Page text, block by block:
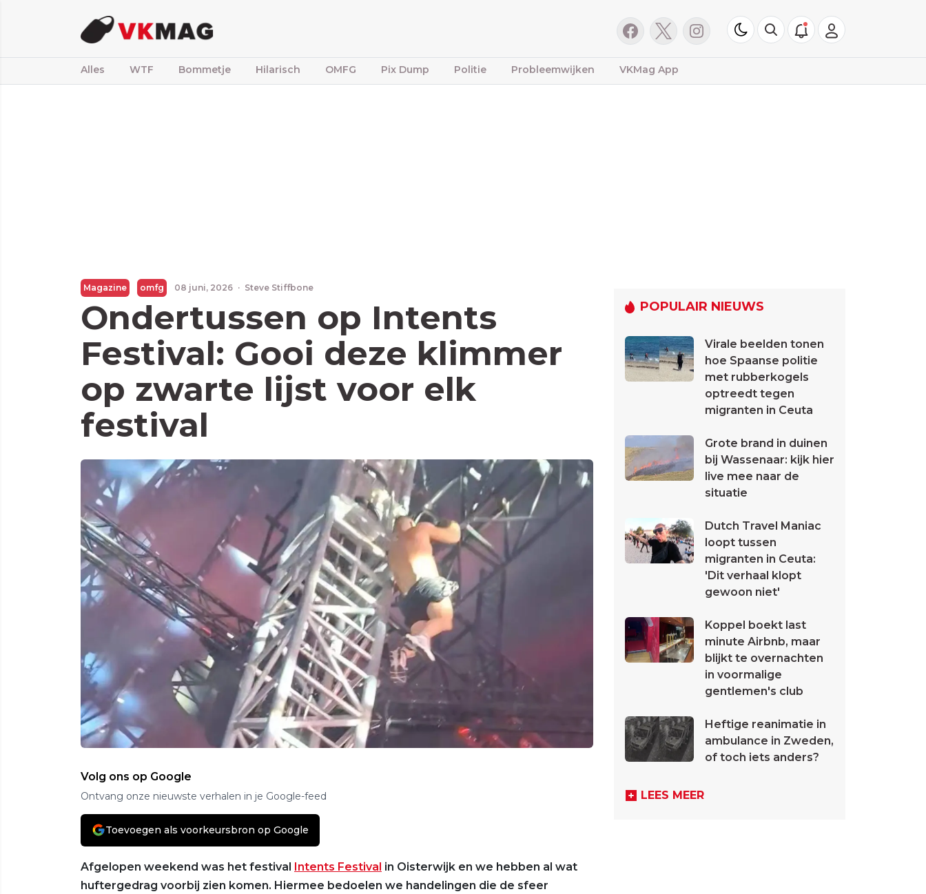
Alles WTF Bommetje Hilarisch OMFG Pix Dump Politie Probleemwijken VKMag App
Magazine omfg 08 juni, 2026 · Steve Stiffbone
Ondertussen op Intents
Festival: Gooi deze klimmer
op zwarte lijst voor elk
festival
Volg ons op Google
Ontvang onze nieuwste verhalen in je Google-feed
Toevoegen als voorkeursbron op Google
Afgelopen weekend was het festival Intents Festival in Oisterwijk en we hebben al wat
huftergedrag voorbij zien komen. Hiermee bedoelen we handelingen die de sfeer
POPULAIR NIEUWS
Virale beelden tonen
hoe Spaanse politie
met rubberkogels
optreedt tegen
migranten in Ceuta
Grote brand in duinen
bij Wassenaar: kijk hier
live mee naar de
situatie
Dutch Travel Maniac
loopt tussen
migranten in Ceuta:
'Dit verhaal klopt
gewoon niet'
Koppel boekt last
minute Airbnb, maar
blijkt te overnachten
in voormalige
gentlemen's club
Heftige reanimatie in
ambulance in Zweden,
of toch iets anders?
LEES MEER